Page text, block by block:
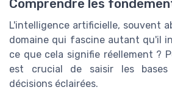
Comprendre les
L'intelligence artificielle, souvent
domaine qui fascine autant qu'il
ce que cela signifie réellement ?
est crucial de saisir les
décisions éclairées.